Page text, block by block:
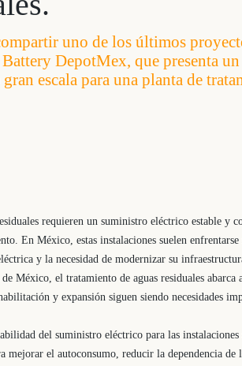
uno de los últimos
DepotMex, que presenta un
escala para una planta de
requieren un suministro eléctrico estable y
En México, estas instalaciones suelen
y la necesidad de modernizar su
México, el tratamiento de aguas residuales abarca
y expansión siguen siendo necesidades
del suministro eléctrico para las
mejorar el autoconsumo, reducir la dependencia